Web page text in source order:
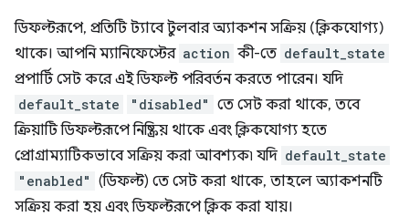
ডিফল্টরূপে, প্রতিটি ট্যাবে টুলবার অ্যাকশন সক্রিয় (ক্লিকযোগ্য)
থাকে। আপনি ম্যানিফেস্টের action কী-তে default_state
প্রপার্টি সেট করে এই ডিফল্ট পরিবর্তন করতে পারেন। যদি
default_state "disabled" তে সেট করা থাকে, তবে
ক্রিয়াটি ডিফল্টরূপে নিষ্ক্রিয় থাকে এবং ক্লিকযোগ্য হতে
প্রোগ্রাম্যাটিকভাবে সক্রিয় করা আবশ্যক৷ যদি default_state
"enabled" (ডিফল্ট) তে সেট করা থাকে, তাহলে অ্যাকশনটি
সক্রিয় করা হয় এবং ডিফল্টরূপে ক্লিক করা যায়।